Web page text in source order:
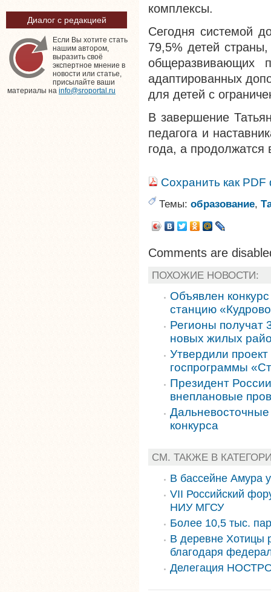
Диалог с редакцией
Если Вы хотите стать
нашим автором,
выразить своё
экспертное мнение в
новости или статье,
присылайте ваши
материалы на info@sroportal.ru
комплексы.
Сегодня системой
79,5% детей
общеразвивающих
адаптированных
для детей с
В завершение
педагога и
года, а
Сохранить как
Темы: образование,
Comments are
ПОХОЖИЕ НОВОСТИ:
Объявлен
станцию
Регионы получат
новых жилых
Утвердили
госпрограммы
Президент
внеплановые
Дальневосточные
конкурса
СМ. ТАКЖЕ В
В бассейне Амура
VII Российский
НИУ МГСУ
Более 10,5 тыс.
В деревне Хотицы
благодаря
Делегация